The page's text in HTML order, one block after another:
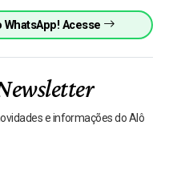
Acesse
e informações do Alô